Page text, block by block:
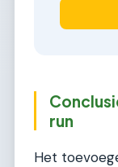
run
Het